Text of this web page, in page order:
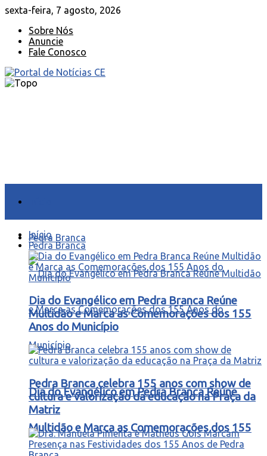
sexta-feira, 7 agosto, 2026
Sobre Nós
Anuncie
Fale Conosco
Pedra Branca
Dia do Evangélico em Pedra Branca Reúne
Multidão e Marca as Comemorações dos 155
Início
Pedra Branca
Dia do Evangélico em Pedra Branca Reúne
Multidão e Marca as Comemorações dos 155
Anos do Município
Pedra Branca celebra 155 anos com show de
cultura e valorização da educação na Praça da
Matriz